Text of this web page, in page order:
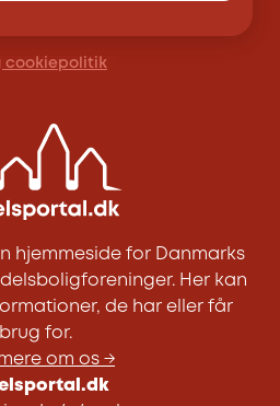
cookiepolitik
hjemmeside for Danmarks
Her kan
de har eller får
brug for.
om os →